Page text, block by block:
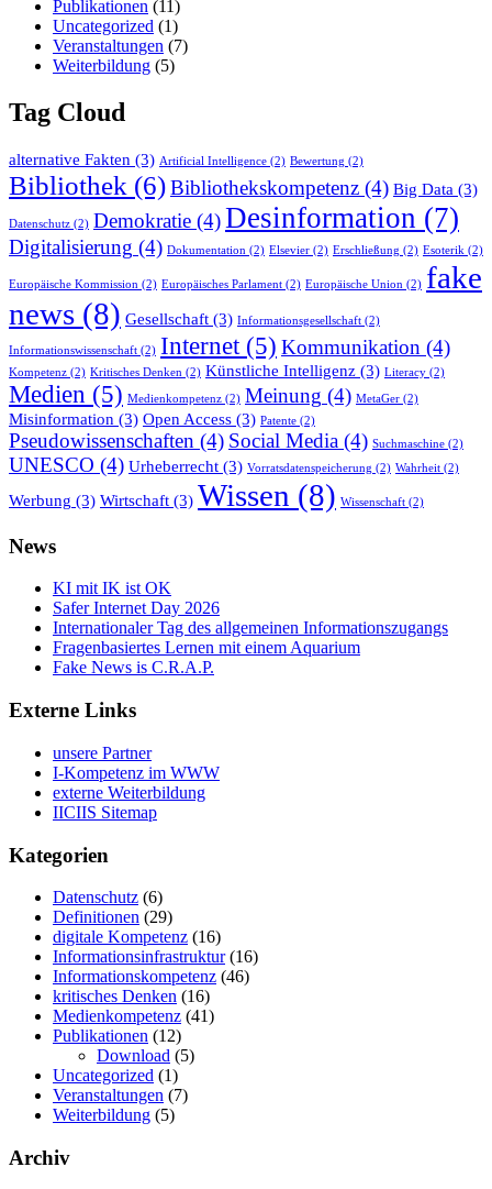
Publikationen (11)
Uncategorized (1)
Veranstaltungen (7)
Weiterbildung (5)
Tag Cloud
alternative Fakten (3) Artificial Intelligence (2) Bewertung (2)
Bibliothek (6)Bibliothekskompetenz (4) Big Data (3)
Datenschutz (2) Demokratie (4)Desinformation (7)
Digitalisierung (4) Dokumentation (2) Elsevier (2) Erschließung (2) Esoterik (2)
Europäische Kommission (2) Europäisches Parlament (2) Europäische Union (2) fake
news (8) Gesellschaft (3) Informationsgesellschaft (2)
Informationswissenschaft (2) Internet(5) Kommunikation (4)
Kompetenz (2) Kritisches Denken (2) Künstliche Intelligenz (3) Literacy (2)
Medien (5) Medienkompetenz (2) Meinung (4) MetaGer (2)
Misinformation (3) Open Access (3) Patente (2)
Pseudowissenschaften (4) Social Media (4) Suchmaschine (2)
UNESCO (4) Urheberrecht (3) Vorratsdatenspeicherung (2) Wahrheit (2)
Werbung (3) Wirtschaft (3) Wissen (8) Wissenschaft (2)
News
KI mit IK ist OK
Safer Internet Day 2026
Internationaler Tag des allgemeinen Informationszugangs
Fragenbasiertes Lernen mit einem Aquarium
Fake News is C.R.A.P.
Externe Links
unsere Partner
I-Kompetenz im WWW
externe Weiterbildung
IICIIS Sitemap
Kategorien
Datenschutz (6)
Definitionen (29)
digitale Kompetenz (16)
Informationsinfrastruktur(16)
Informationskompetenz (46)
kritisches Denken (16)
Medienkompetenz (41)
Publikationen (12)
Download (5)
Uncategorized (1)
Veranstaltungen (7)
Weiterbildung (5)
Archiv